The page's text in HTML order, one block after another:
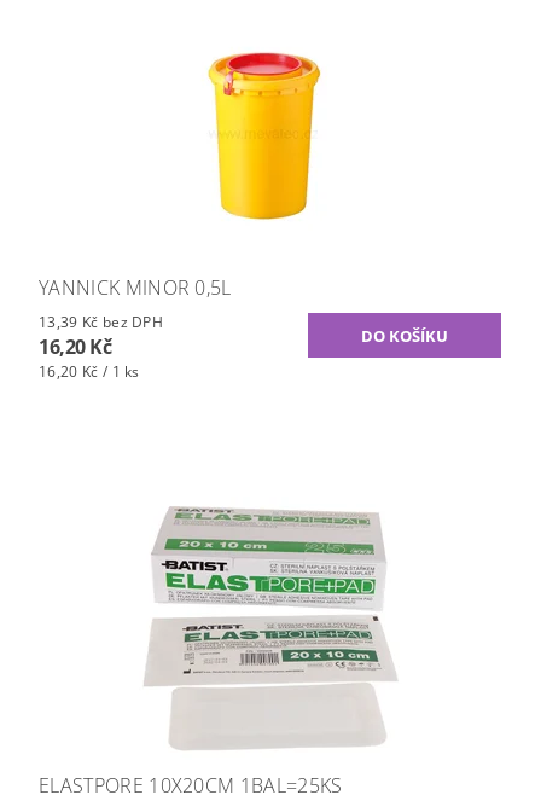
YANNICK MINOR 0,5L
13,39 Kč bez DPH
16,20 Kč
16,20 Kč / 1 ks
ELASTPORE 10X20CM 1BAL=25KS